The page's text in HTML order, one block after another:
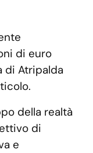
di euro
di Atripalda
della realtà
di
e